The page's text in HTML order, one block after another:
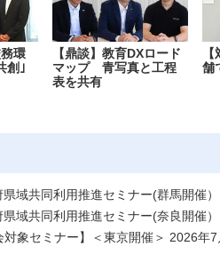
環
創｣
【鼎談】教育DXロード
マップ 青写真と工程
表を共有
舗
域共同利用推進セミナー(群馬開催
域共同利用推進セミナー(奈良開催
対象セミナー】＜東京開催＞ 2026年7